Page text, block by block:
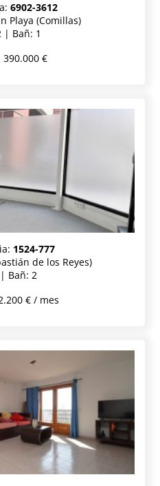
6902-3612
Playa (Comillas)
| Bañ: 1
390.000 €
1524-777
de los Reyes)
Bañ: 2
€ / mes